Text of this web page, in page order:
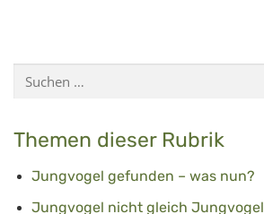
nach:
Themen dieser Rubrik
Jungvogel gefunden – was nun?
Jungvogel nicht gleich Jungvogel